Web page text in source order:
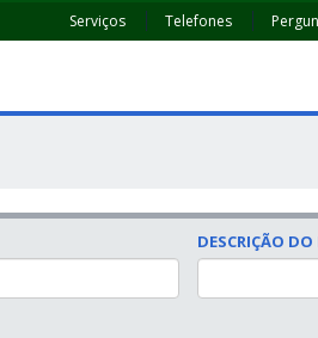
Serviços Telefones
DESCRIÇÃO